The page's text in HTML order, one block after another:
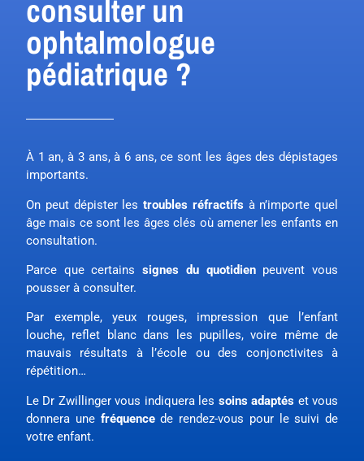
consulter un
ophtalmologue
pédiatrique ?
À 1 an, à 3 ans, à 6 ans, ce sont les âges des dépistages
importants.
On peut dépister les troubles réfractifs à n’importe quel
âge mais ce sont les âges clés où amener les enfants en
consultation.
Parce que certains signes du quotidienpeuvent vous
pousser à consulter.
Par exemple, yeux rouges, impression que l’enfant
louche, reflet blanc dans les pupilles, voire même de
mauvais résultats à l’école ou des conjonctivites à
répétition…
Le Dr Zwillinger vous indiquera les soins adaptés et vous
donnera une fréquencede rendez-vous pour le suivi de
votre enfant.